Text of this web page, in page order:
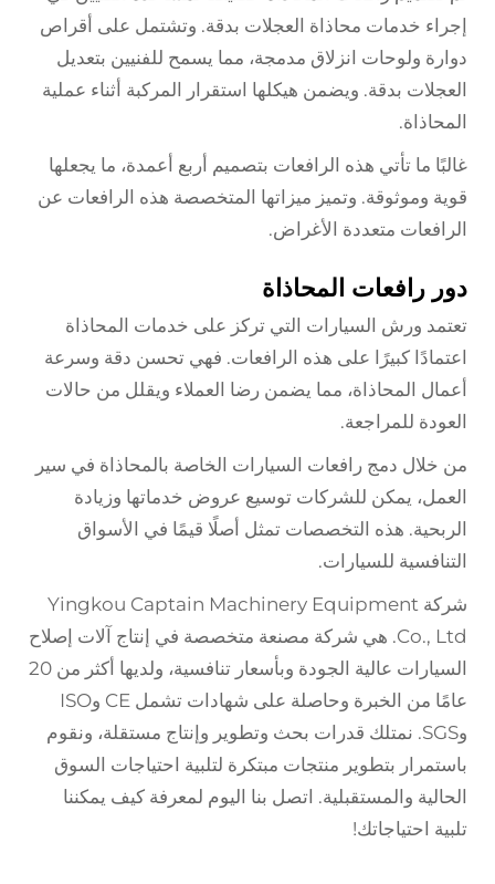
إجراء خدمات محاذاة العجلات بدقة. وتشتمل على أقراص
دوارة ولوحات انزلاق مدمجة، مما يسمح للفنيين بتعديل
العجلات بدقة. ويضمن هيكلها استقرار المركبة أثناء عملية
المحاذاة.
غالبًا ما تأتي هذه الرافعات بتصميم أربع أعمدة، ما يجعلها
قوية وموثوقة. وتميز ميزاتها المتخصصة هذه الرافعات عن
الرافعات متعددة الأغراض.
دور رافعات المحاذاة
تعتمد ورش السيارات التي تركز على خدمات المحاذاة
اعتمادًا كبيرًا على هذه الرافعات. فهي تحسن دقة وسرعة
أعمال المحاذاة، مما يضمن رضا العملاء ويقلل من حالات
العودة للمراجعة.
من خلال دمج رافعات السيارات الخاصة بالمحاذاة في سير
العمل، يمكن للشركات توسيع عروض خدماتها وزيادة
الربحية. هذه التخصصات تمثل أصلًا قيمًا في الأسواق
التنافسية للسيارات.
شركة Yingkou Captain Machinery Equipment
Co., Ltd. هي شركة مصنعة متخصصة في إنتاج آلات إصلاح
السيارات عالية الجودة وبأسعار تنافسية، ولديها أكثر من 20
عامًا من الخبرة وحاصلة على شهادات تشمل CE وISO
وSGS. نمتلك قدرات بحث وتطوير وإنتاج مستقلة، ونقوم
باستمرار بتطوير منتجات مبتكرة لتلبية احتياجات السوق
الحالية والمستقبلية. اتصل بنا اليوم لمعرفة كيف يمكننا
تلبية احتياجاتك!